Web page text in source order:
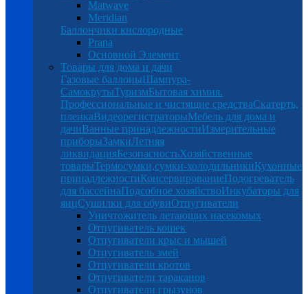
Matwave
Meridian
Баллончики кислородные
Prana
Основной Элемент
Товары для дома и дачи
Газовые баллоныШампура-
СамокрутыТуризмБытовая химия.
Профессиональные и чистящие средстваСкатерть,
пленкаВидеорегистраторыМебель для дома и
дачиВанные принадлежностиИзмерительные
приборыЗамкиЛетняя
ликвидацияБезопасностьХозяйственные
товарыТермосумки,сумки-холодильникиКухонные
принадлежностиКонсервированиеПодогреватель
для бассейнаПодсобное хозяйствоИнкубаторы для
яицСушилки для обувиОтпугиватели
Уничтожитель летающих насекомых
Отпугиватель кошек
Отпугиватели крыс и мышей
Отпугиватель змей
Отпугиватели кротов
Отпугиватели тараканов
Отпугиватели грызунов